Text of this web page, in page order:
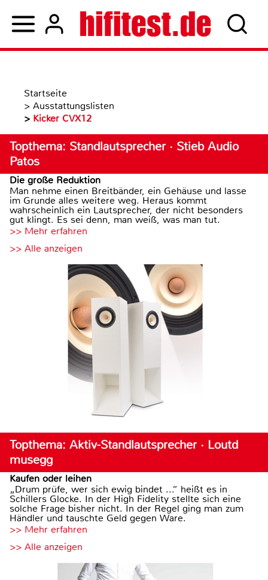
Startseite
> Ausstattungslisten
> Kicker CVX12
Topthema: Standlautsprecher · Stieb Audio
Patos
Die große Reduktion
Man nehme einen Breitbänder, ein Gehäuse und lasse
im Grunde alles weitere weg. Heraus kommt
wahrscheinlich ein Lautsprecher, der nicht besonders
gut klingt. Es sei denn, man weiß, was man tut.
>> Mehr erfahren
>> Alle anzeigen
Topthema: Aktiv-Standlautsprecher · Loutd
musegg
Kaufen oder leihen
„Drum prüfe, wer sich ewig bindet ...“ heißt es in
Schillers Glocke. In der High Fidelity stellte sich eine
solche Frage bisher nicht. In der Regel ging man zum
Händler und tauschte Geld gegen Ware.
>> Mehr erfahren
>> Alle anzeigen